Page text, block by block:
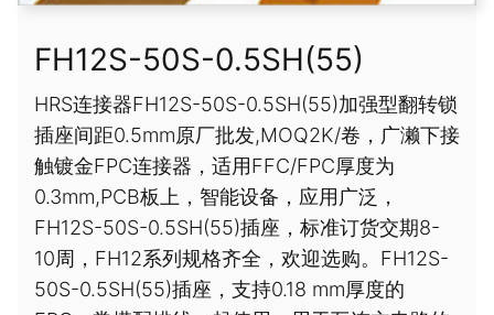
FH12S-50S-0.5SH(55)
HRS连接器FH12S-50S-0.5SH(55)加强型翻转锁
插座间距0.5mm原厂批发,MOQ2K/卷，广濑下接
触镀金FPC连接器，适用FFC/FPC厚度为
0.3mm,PCB板上，智能设备，应用广泛，
FH12S-50S-0.5SH(55)插座，标准订货交期8-
10周，FH12系列规格齐全，欢迎选购。FH12S-
50S-0.5SH(55)插座，支持0.18 mm厚度的